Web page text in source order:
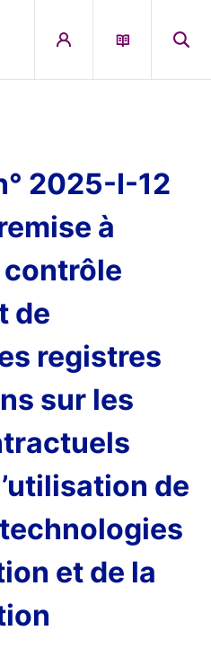
2025-I-12
à
contrôle
de
registres
sur les
de
et de la